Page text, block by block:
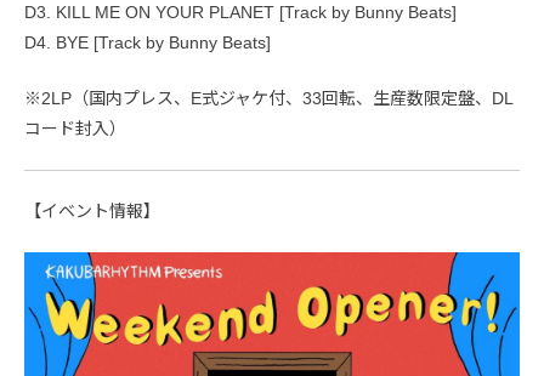
D3. KILL ME ON YOUR PLANET [Track by Bunny Beats]
D4. BYE [Track by Bunny Beats]
※2LP（国内プレス、E式ジャケ付、33回転、生産数限定盤、DL
コード封入）
【イベント情報】